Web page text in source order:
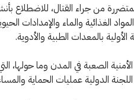
من جراء القتال، للاضطلاع
الغذائية والماء والإمدادات
بالمعدات الطبية والأدوية.
الصعبة في المدن وما حولها،
الدولية عمليات الحماية